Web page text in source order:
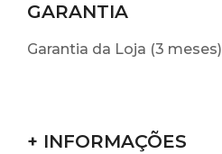
GARANTIA
Garantia da Loja (3 meses)
+ INFORMAÇÕES